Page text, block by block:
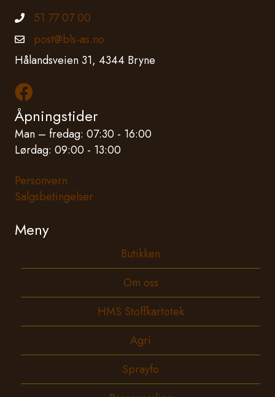
Telefonnummer
51 77 07 00
Epostadresse
post@bls-as.no
Hålandsveien 31, 4344 Bryne
Les mer om oss på Facebook
Åpningstider
Man – fredag: 07:30 - 16:00
Lørdag: 09:00 - 13:00
Personvern
Salgsbetingelser
Meny
Butikken
Om oss
HMS Stoffkartotek
Agri
Sprayfo